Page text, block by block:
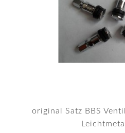
original Satz BBS